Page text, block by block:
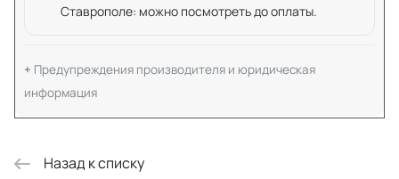
Ставрополе: можно посмотреть до оплаты.
Предупреждения производителя и юридическая
информация
Назад к списку